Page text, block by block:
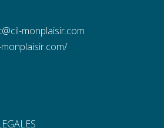
monplaisir.com